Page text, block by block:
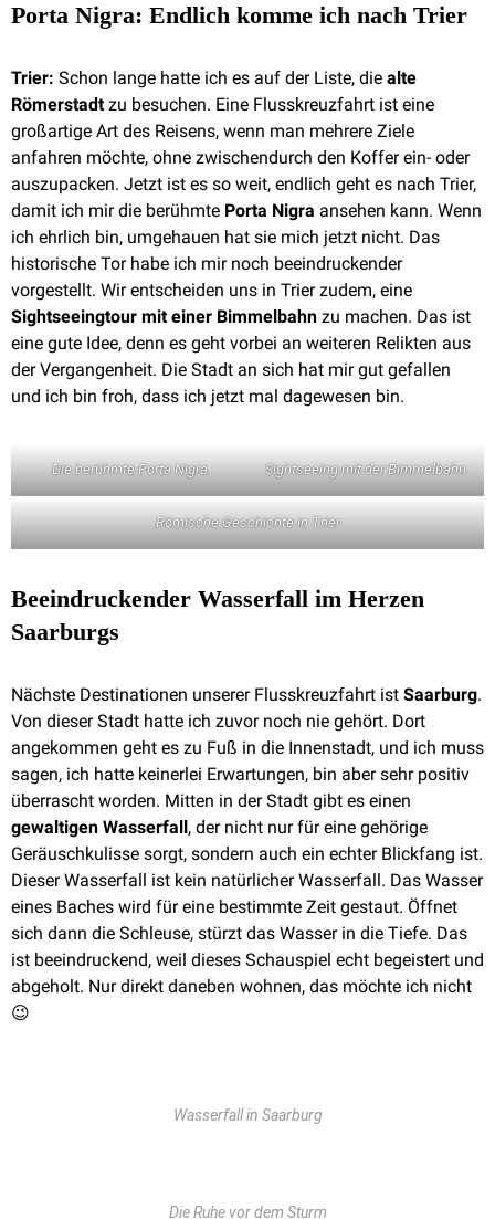
Porta Nigra: Endlich komme ich nach Trier
Trier: Schon lange hatte ich es auf der Liste, die alte
Römerstadtzu besuchen. Eine Flusskreuzfahrt ist eine
großartige Art des Reisens, wenn man mehrere Ziele
anfahren möchte, ohne zwischendurch den Koffer ein- oder
auszupacken. Jetzt ist es so weit, endlich geht es nach Trier,
damit ich mir die berühmte Porta Nigra ansehen kann. Wenn
ich ehrlich bin, umgehauen hat sie mich jetzt nicht. Das
historische Tor habe ich mir noch beeindruckender
vorgestellt. Wir entscheiden uns in Trier zudem, eine
Sightseeingtour mit einer Bimmelbahn zu machen. Das ist
eine gute Idee, denn es geht vorbei an weiteren Relikten aus
der Vergangenheit. Die Stadt an sich hat mir gut gefallen
und ich bin froh, dass ich jetzt mal dagewesen bin.
Die berühmte Porta Nigra Sightseeing mit der Bimmelbahn
Römische Geschichte in Trier
Beeindruckender Wasserfall im Herzen
Saarburgs
Nächste Destinationen unserer Flusskreuzfahrt ist Saarburg.
Von dieser Stadt hatte ich zuvor noch nie gehört. Dort
angekommen geht es zu Fuß in die Innenstadt, und ich muss
sagen, ich hatte keinerlei Erwartungen, bin aber sehr positiv
überrascht worden. Mitten in der Stadt gibt es einen
gewaltigen Wasserfall, der nicht nur für eine gehörige
Geräuschkulisse sorgt, sondern auch ein echter Blickfang ist.
Dieser Wasserfall ist kein natürlicher Wasserfall. Das Wasser
eines Baches wird für eine bestimmte Zeit gestaut. Öffnet
sich dann die Schleuse, stürzt das Wasser in die Tiefe. Das
ist beeindruckend, weil dieses Schauspiel echt begeistert und
abgeholt. Nur direkt daneben wohnen, das möchte ich nicht
😉
Wasserfall in Saarburg
Die Ruhe vor dem Sturm